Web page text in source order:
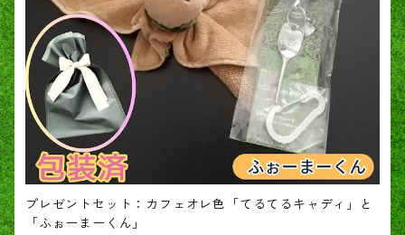
プレゼントセット：カフェオレ色「てるてるキャディ」と
「ふぉーまーくん」